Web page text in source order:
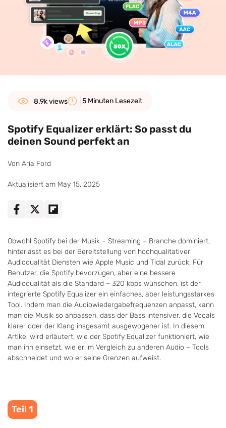
8.9k views 5 Minuten Lesezeit
Spotify Equalizer erklärt: So passt du
deinen Sound perfekt an
Von Aria Ford
Aktualisiert am May 15, 2025
Obwohl Spotify bei der Musik – Streaming – Branche dominiert,
hinterlässt es bei der Bereitstellung von hochqualitativer
Audioqualität Diensten wie Apple Music und Tidal zurück. Für
Benutzer, die Spotify bevorzugen, aber eine bessere
Audioqualität als die Standard – 320 kbps wünschen, ist der
integrierte Spotify Equalizer ein einfaches, aber leistungsstarkes
Tool. Indem man die Audiowiedergabefrequenzen anpasst, kann
man die Musik so anpassen, dass der Bass intensiver, die Vocals
klarer oder der Klang insgesamt ausgewogener ist. In diesem
Artikel wird erläutert, wie der Spotify Equalizer funktioniert, wie
man ihn einsetzt, wie er im Vergleich zu anderen Audio – Tools
abschneidet und wo er seine Grenzen aufweist.
Teil 1